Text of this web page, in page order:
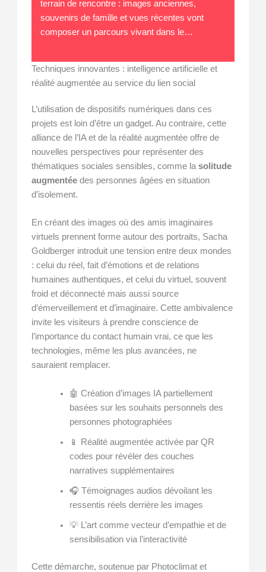
terrain de rencontre : images anciennes,
souvenirs de famille et vues récentes vont
composer un parcours vivant dans le…
Techniques innovantes : intelligence artificielle et
réalité augmentée au service du lien social
L’utilisation de dispositifs numériques dans ces
projets est loin d’être un gadget. Au contraire, cette
alliance de l’IA et de la réalité augmentée offre de
nouvelles perspectives pour représenter des
thématiques sociales sensibles, comme lasolitude
augmentée des personnes âgées en situation
d’isolement.
En créant des images où des amis imaginaires
virtuels prennent forme autour des portraits, Sacha
Goldberger introduit une tension entre deux mondes
: celui du réel, fait d’émotions et de relations
humaines authentiques, et celui du virtuel, souvent
froid et déconnecté mais aussi source
d’émerveillement et d’imaginaire. Cette ambivalence
invite les visiteurs à prendre conscience de
l’importance du contact humain vrai, ce que les
technologies, même les plus avancées, ne
sauraient remplacer.
🤖 Création d’images IA partiellement
basées sur les souhaits personnels des
personnes photographiées
📱 Réalité augmentée activée par QR
codes pour révéler des couches
narratives supplémentaires
🎧 Témoignages audios dévoilant les
ressentis réels derrière les images
💡 L’art comme vecteur d’empathie et de
sensibilisation via l’interactivité
Cette démarche, soutenue par Photoclimat et